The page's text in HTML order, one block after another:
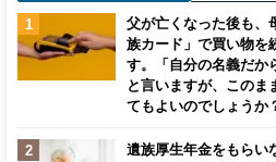
父が亡くなった後も、
族カード」で買い物を
す。「自分の名義だか
と言いますが、このま
てもよいのでしょうか
遺族厚生年金をもらい